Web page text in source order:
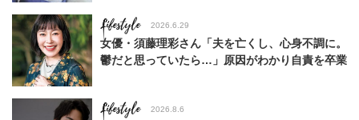
Lifestyle 2026.6.29
女優・須藤理彩さん「夫を亡くし、心身不調に。
鬱だと思っていたら…」原因がわかり自責を卒業
Lifestyle 2026.8.6